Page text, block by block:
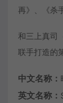
再》、《杀
和三上真司
联手打造的
中文名称：
英文名称：